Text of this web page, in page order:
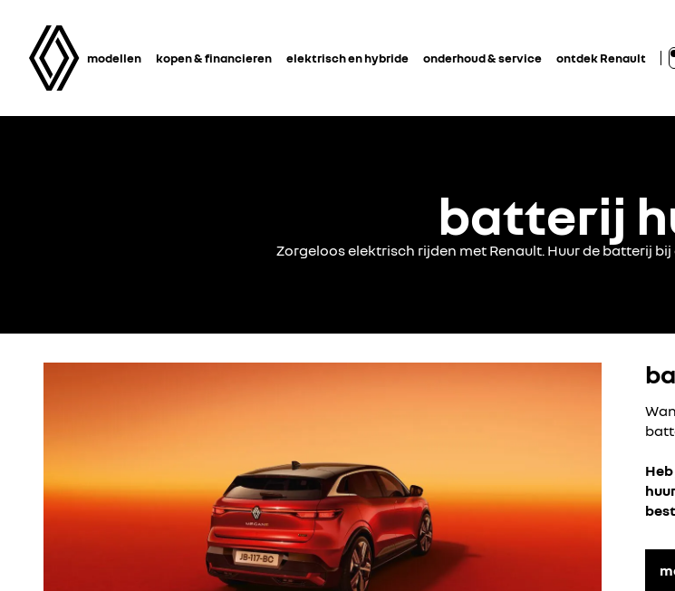
modellen kopen & financieren elektrisch en hybride onderhoud & service ontdek Renault
batterij
Zorgeloos elektrisch rijden met Renault. Huur de batterij